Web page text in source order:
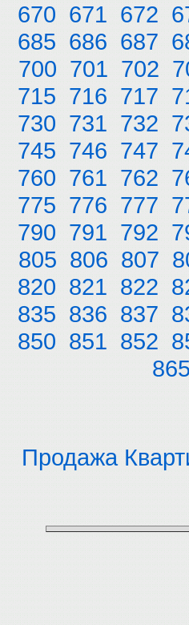
670 671 672
685 686 687
700 701 702
715 716 717
730 731 732
745 746 747
760 761 762
775 776 777
790 791 792
805 806 807
820 821 822
835 836 837
850 851 852
865
Продажа